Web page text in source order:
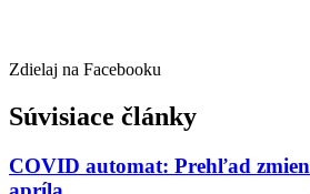
Zdielaj na Facebooku
Súvisiace články
COVID automat: Prehľad